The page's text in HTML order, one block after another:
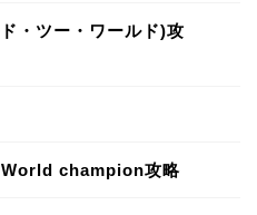
・ツー・ワールド)攻
champion攻略